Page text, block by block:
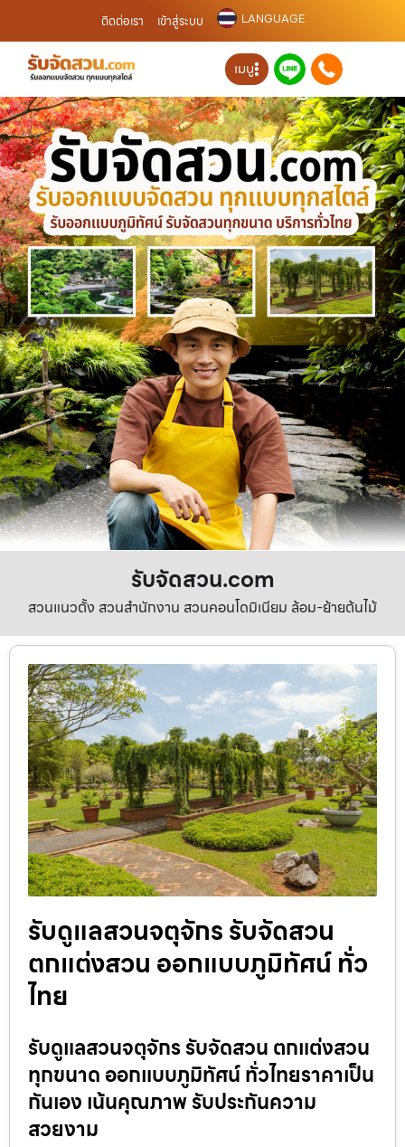
ติดต่อเรา เข้าสู่ระบบ LANGUAGE
เมนู
รับจัดสวน.com
สวนแนวตั้ง สวนสำนักงาน สวนคอนโดมิเนียม ล้อม-ย้ายต้นไม้
รับดูแลสวนจตุจักร รับจัดสวน
ตกแต่งสวน ออกแบบภูมิทัศน์ ทั่ว
ไทย
รับดูแลสวนจตุจักร รับจัดสวน ตกแต่งสวน
ทุกขนาด ออกแบบภูมิทัศน์ ทั่วไทยราคาเป็น
กันเอง เน้นคุณภาพ รับประกันความ
สวยงาม